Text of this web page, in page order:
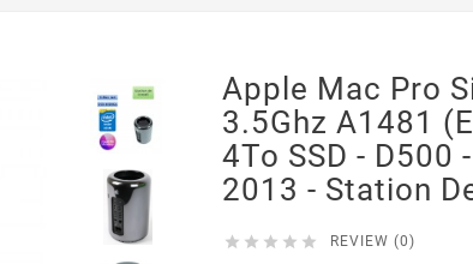
Apple Mac Pro
3.5Ghz A1481
4To SSD - D500
2013 - Station
     REVIEW (0)